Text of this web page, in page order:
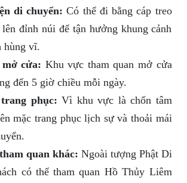
di chuyển: Có thể đi bằng cáp treo
đỉnh núi để tận hưởng khung cảnh
hùng vĩ.
cửa: Khu vực tham quan mở cửa
đến 5 giờ chiều mỗi ngày.
phục: Vì khu vực là chốn tâm
mặc trang phục lịch sự và thoải mái
quan khác: Ngoài tượng Phật Di
có thể tham quan Hồ Thủy Liêm